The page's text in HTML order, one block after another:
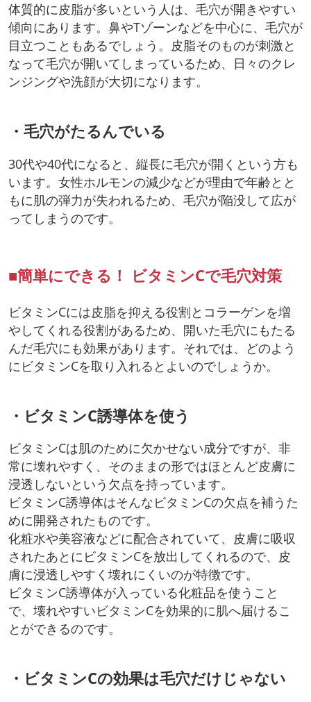
体質的に皮脂が多いという人は、毛穴が開きやすい
傾向にあります。鼻やTゾーンなどを中心に、毛穴が
目立つこともあるでしょう。皮脂そのものが刺激と
なって毛穴が開いてしまっているため、日々のクレ
ンジングや洗顔が大切になります。
・毛穴がたるんでいる
30代や40代になると、縦長に毛穴が開くという方も
います。女性ホルモンの減少などが理由で年齢とと
もに肌の弾力が失われるため、毛穴が陥没して広が
ってしまうのです。
■簡単にできる！ ビタミンCで毛穴対策
ビタミンCには皮脂を抑える役割とコラーゲンを増
やしてくれる役割があるため、開いた毛穴にもたる
んだ毛穴にも効果があります。それでは、どのよう
にビタミンCを取り入れるとよいのでしょうか。
・ビタミンC誘導体を使う
ビタミンCは肌のために欠かせない成分ですが、非
常に壊れやすく、そのままの形ではほとんど皮膚に
浸透しないという欠点を持っています。
ビタミンC誘導体はそんなビタミンCの欠点を補うた
めに開発されたものです。
化粧水や美容液などに配合されていて、皮膚に吸収
されたあとにビタミンCを放出してくれるので、皮
膚に浸透しやすく壊れにくいのが特徴です。
ビタミンC誘導体が入っている化粧品を使うこと
で、壊れやすいビタミンCを効果的に肌へ届けるこ
とができるのです。
・ビタミンCの効果は毛穴だけじゃない